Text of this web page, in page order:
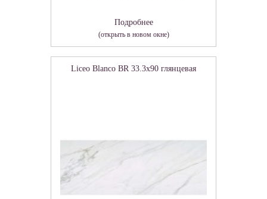
Подробнее
(открыть в новом окне)
Liceo Blanco BR 33.3х90 глянцевая